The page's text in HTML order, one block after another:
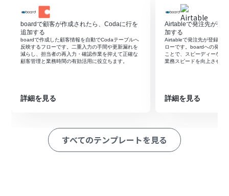
次に、トリガーでboardを選択し、「新しい案件が登録さ
れたら」というアクションを設定します。
最後に、オペレーションでAsanaを選択し、「タスクを追
加」アクションを設定し、boardから取得した案件情報な
どを紐付けます。
※「トリガー」：フロー起動のきっかけとなるアクション、「オ
■このワークフローのカスタムポイント
変数として埋め込めます。
担当者やプロジェクト、期日といった各項目は、特定の
値を固定で設定したり、ワークフロー内で動的に設定した
boardで顧客が作成されたら、Codaに行を
追加する
boardで作成した顧客情報を自動でCodaテーブルへ
反映するフローです。二重入力の手間や更新漏れを
減らし、担当者の再入力・確認作業を抑えて正確な
顧客管理と業務時間の有効活用に役立ちます。
詳細を見る
Airtableで発注先が登
加する
Airtableで発注先が登録さ
ローです。boardへの発注
ことで、スピーディーな情
業務スピードを向上させる
詳細を見る
すべてのテンプレートを見る